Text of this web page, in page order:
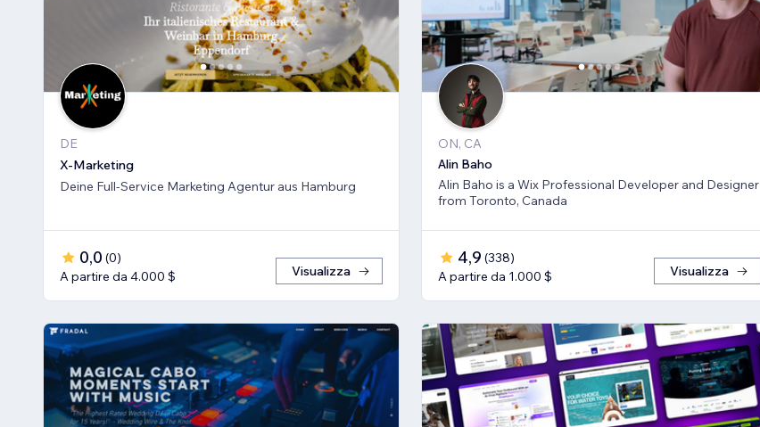
DE
X-Marketing
Deine Full-Service Marketing Agentur aus Hamburg
0,0 (0)
A partire da 4.000 $
Visualizza
ON, CA
Alin Baho
Alin Baho is a Wix Professional Developer and Designer
from Toronto, Canada
4,9 (338)
A partire da 1.000 $
Visualizza